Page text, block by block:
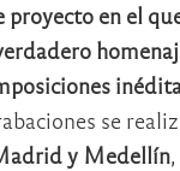
en el
se
y Medellín